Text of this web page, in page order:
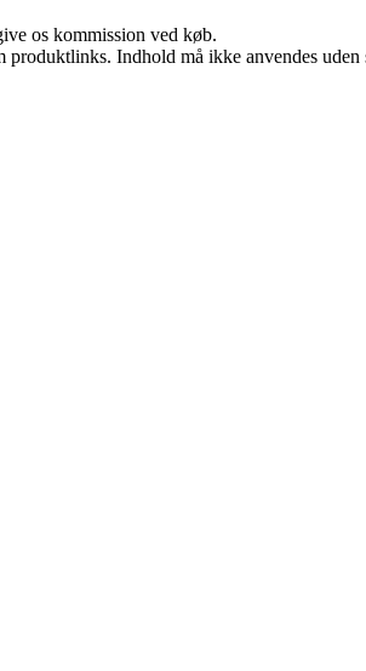
os kommission ved køb.
Indhold må ikke anvendes